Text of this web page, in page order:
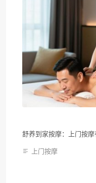
舒养到家按摩：上门按
上门按摩